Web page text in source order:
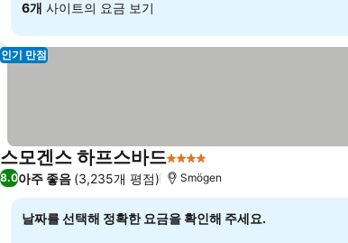
6개 사이트의 요금 보기
인기 만점
스모겐스 하프스바드4 성급
8.0아주 좋음 (3,235개 평점) Smögen
날짜를 선택해 정확한 요금을 확인해 주세요.